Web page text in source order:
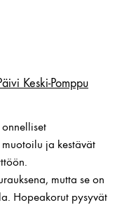
Keski-Pomppu
ja kestävät
mutta se on
Hopeakorut pysyvät